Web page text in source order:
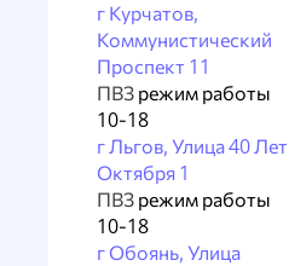
г Курчатов,
Коммунистический
Проспект 11
ПВЗ режим работы
10-18
г Льгов, Улица 40 Лет
Октября 1
ПВЗ режим работы
10-18
г Обоянь, Улица